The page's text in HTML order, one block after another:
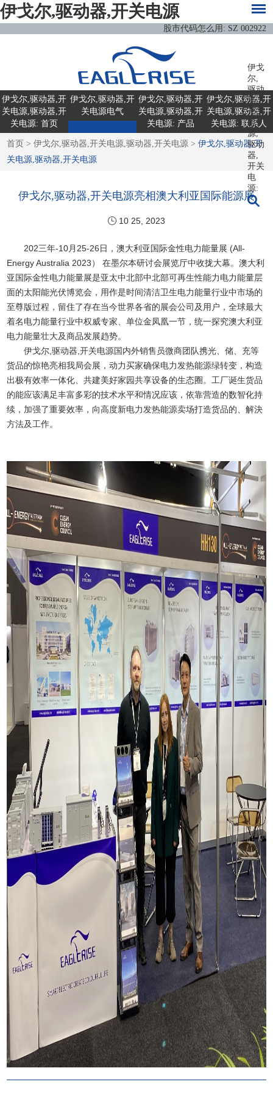
伊戈尔,驱动器,开关电源
股市代码怎么用: SZ 002922
伊戈
尔,
驱动
器,
开关
电
源,
驱动
器,
开关
电
源:
伊戈尔,驱动器,开
关电源,驱动器,开
关电源: 首页
伊戈尔,驱动器,开
关电源电气
伊戈尔,驱动器,开
关电源,驱动器,开
关电源: 产品
伊戈尔,驱动器,开
关电源,驱动器,开
关电源: 联系人
首页 >伊戈尔,驱动器,开关电源,驱动器,开关电源 >伊戈尔,驱动器,开
关电源,驱动器,开关电源
伊戈尔,驱动器,开关电源亮相澳大利亚国际能源展
10 25, 2023
202三年-10月25-26日，澳大利亚国际金性电力能量展 (All-
Energy Australia 2023） 在墨尔本研讨会展览厅中收拢大幕。澳大利
亚国际金性电力能量展是亚太中北部中北部可再生性能力电力能量层
面的太阳能光伏博览会，用作是时间清洁卫生电力能量行业中市场的
至尊版过程，留住了存在当今世界各省的展会公司及用户，全球最大
着名电力能量行业中权威专家、单位金凤凰一节，统一探究澳大利亚
电力能量壮大及商品发展趋势。
伊戈尔,驱动器,开关电源国内外销售员微商团队携光、储、充等
货品的惊艳亮相我局会展，动力买家确保电力发热能源绿转变，构造
出极有效率一体化、共建美好家园共享设备的生态圈。工厂诞生货品
的能应该满足丰富多彩的技术水平和情况应该，依靠营造的数智化持
续，加强了重要效率，向高度新电力发热能源卖场打造货品的、解決
方法及工作。